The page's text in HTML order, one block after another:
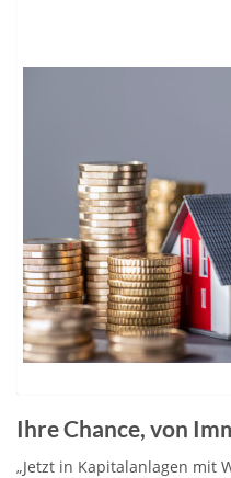
Ihre Chance, von
„Jetzt in Kapitalanlagen mit